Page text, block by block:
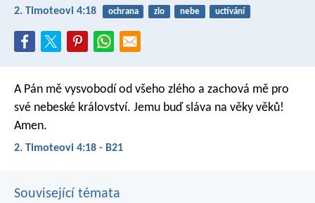
2. Timoteovi 4:18 ochrana zlo nebe uctívání
A Pán mě vysvobodí od všeho zlého a zachová mě pro
své nebeské království. Jemu buď sláva na věky věků!
Amen.
2. Timoteovi 4:18 - B21
Související témata